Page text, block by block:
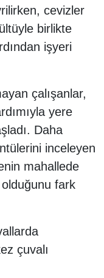
cevizler
birlikte
işyeri
çalışanlar,
yere
Daha
inceleyen
mahallede
fark
çuvalı